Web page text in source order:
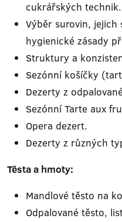
cukrářských technik.
Výběr surovin, jejich
hygienické zásady
Struktury a
Sezónní košíčky
Dezerty z
Sezónní Tarte aux
Opera dezert.
Dezerty z různých
Těsta a hmoty:
Mandlové těsto na
Odpalované těsto,